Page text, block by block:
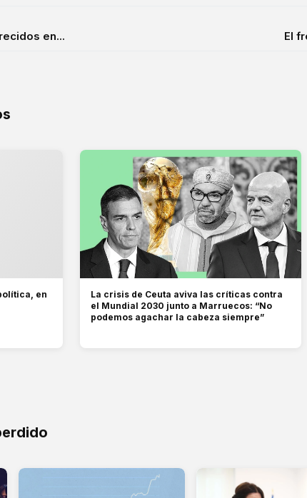
en... El
en
La crisis de Ceuta aviva las críticas contra
el Mundial 2030 junto a Marruecos: “No
podemos agachar la cabeza siempre”